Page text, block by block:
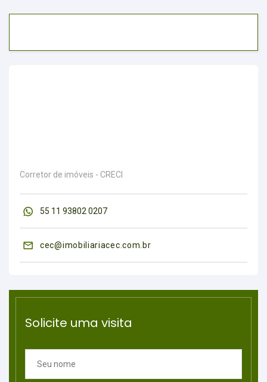
Corretor de imóveis - CRECI
55 11 93802 0207
cec@imobiliariacec.com.br
Solicite uma visita